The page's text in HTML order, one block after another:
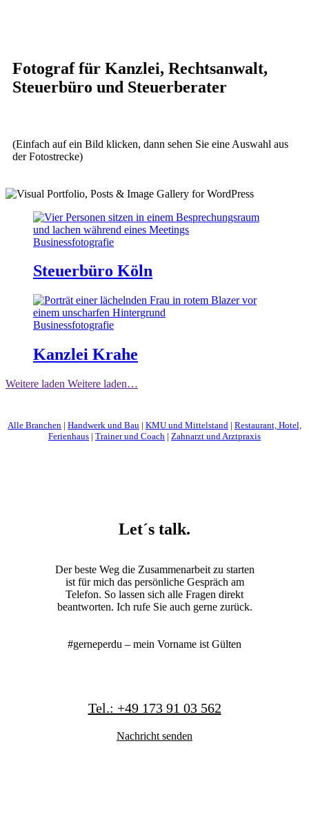
Fotograf für Kanzlei, Rechtsanwalt,
Steuerbüro und Steuerberater
(Einfach auf ein Bild klicken, dann sehen Sie eine Auswahl aus
der Fotostrecke)
Businessfotografie
Steuerbüro Köln
Businessfotografie
Kanzlei Krahe
Weitere laden Weitere laden…
Alle Branchen | Handwerk und Bau | KMU und Mittelstand | Restaurant, Hotel,
Ferienhaus | Trainer und Coach | Zahnarzt und Arztpraxis
Let´s talk.
Der beste Weg die Zusammenarbeit zu starten
ist für mich das persönliche Gespräch am
Telefon. So lassen sich alle Fragen direkt
beantworten. Ich rufe Sie auch gerne zurück.
#gerneperdu – mein Vorname ist Gülten
Tel.: +49 173 91 03 562
Nachricht senden